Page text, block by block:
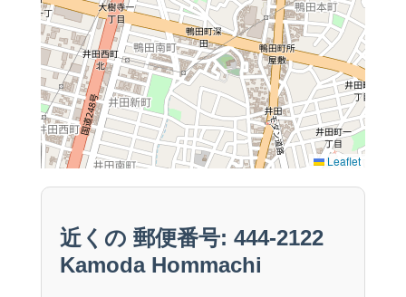
Leaflet
近くの 郵便番号: 444-2122
Kamoda Hommachi